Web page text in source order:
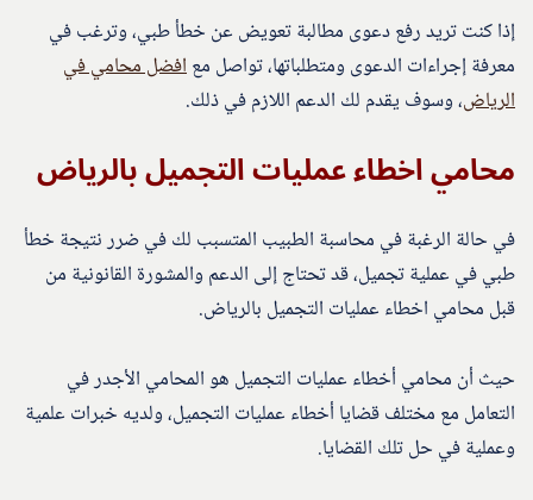
إذا كنت تريد رفع دعوى مطالبة تعويض عن خطأ طبي، وترغب في
معرفة إجراءات الدعوى ومتطلباتها، تواصل معافضل محامي في
الرياض، وسوف يقدم لك الدعم اللازم في ذلك.
محامي اخطاء عمليات التجميل بالرياض
في حالة الرغبة في محاسبة الطبيب المتسبب لك في ضرر نتيجة خطأ
طبي في عملية تجميل، قد تحتاج إلى الدعم والمشورة القانونية من
قبل محامي اخطاء عمليات التجميل بالرياض.
حيث أن محامي أخطاء عمليات التجميل هو المحامي الأجدر في
التعامل مع مختلف قضايا أخطاء عمليات التجميل، ولديه خبرات علمية
وعملية في حل تلك القضايا.